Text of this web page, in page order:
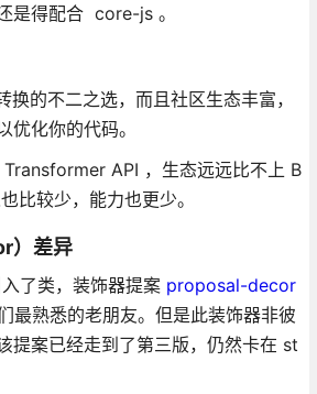
得配合 core-js 。
的不二之选，而且社区生态丰富，
优化你的代码。
API ，生态远远比不上 B
比较少，能力也更少。
）差异
了类，装饰器提案 proposal-decor
熟悉的老朋友。但是此装饰器非彼
提案已经走到了第三版，仍然卡在 st